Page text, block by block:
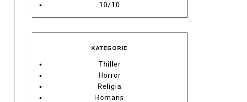
10/10
KATEGORIE
Thiller
Horror
Religia
Romans